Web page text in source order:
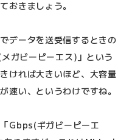
おきましょう。
データを送受信するときの
ガビーピーエス)」という
ければ大きいほど、大容量
速い、というわけですね。
Gbps(ギガビーピーエ